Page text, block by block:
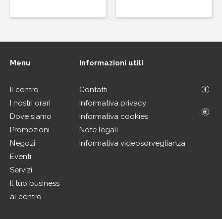
Menu
Il centro
I nostri orari
Dove siamo
Promozioni
Negozi
Eventi
Servizi
Il tuo business
al centro
Informazioni utili
Contatti
Informativa privacy
Informativa cookies
Note legali
Informativa videosorveglianza